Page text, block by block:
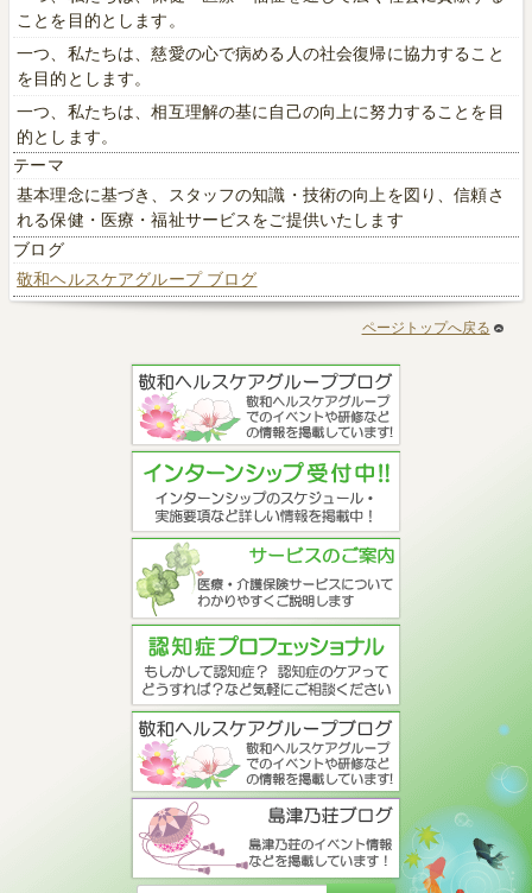
ことを目的とします。
一つ、私たちは、慈愛の心で病める人の社会復帰に協力すること
を目的とします。
一つ、私たちは、相互理解の基に自己の向上に努力することを目
的とします。
テーマ
基本理念に基づき、スタッフの知識・技術の向上を図り、信頼さ
れる保健・医療・福祉サービスをご提供いたします
ブログ
敬和ヘルスケアグループ ブログ
ページトップへ戻る